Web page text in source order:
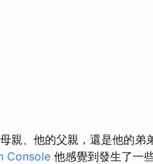
親、他的父親，還是他的弟
Console 他感覺到發生了一